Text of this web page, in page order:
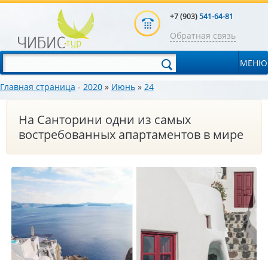
+7 (903)541-64-81
Обратная связь
МЕНЮ
Главная страница - 2020 » Июнь » 24
На Санторини одни из самых
востребованных апартаментов в мире